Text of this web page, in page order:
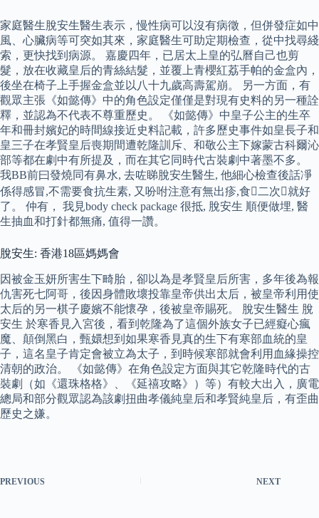
家庭醫生脫安生醫生表示，慢性病可以沒有病徵，但併發症如中
風、心臟病等可突如其來，家庭醫生可助定期檢查，從中找尋綫
索，更快找到病源。 嘉慶四年，已居太上皇的弘曆自己也剪
髮，放在收藏皇后的青絲結髮，並覆上青櫻紅荔手帕的金盒內，
後坐在椅子上手握金盒並以八十九歲高壽駕崩。 另一方面，有
觀眾主張《如懿傳》中的角色設定僅僅是對現有史料的另一種詮
釋，並認為不代表不尊重歷史。 《如懿傳》中皇子公主的生卒
年和冊封嬪妃的時間線接近史料記載，許多歷史事件如皇長子和
皇三子在孝賢皇后喪期間遭乾隆訓斥、和敬公主下嫁蒙古科爾沁
部等都在劇中有所提及，而在其它同時代古裝劇中著墨不多。
我BB前曰發燒同有鼻水, 去咗睇脫安生醫生, 他細心檢查後話凈
係得感冒,不需要食抗生素, 又吩咐注意有無出疹,食二次就好
了。 仲有， 我見body check package 很抵, 脫安生 順便做埋, 醫
生抽血和打針都無痛, 值得一讚。
脫安生: 香港18區媽媽會
因被金玉妍所害生下畸胎，卻以為是孝賢皇后所害，多年後為報
仇害死七阿哥，後因身體敗壞投靠皇帝供出太后，被皇帝利用使
太后的另一棋子慶嬪不能懷孕，後被皇帝賜死。 脫安生醫生 脫
安生 於寒香見入宮後，看到乾隆為了這個外族女子已經癡心瘋
魔、顛倒黑白，甄嬛想到如果寒香見真的生下有寒部血統的皇
子，這名皇子肯定會被立為太子，到時候寒部就會利用血緣操控
清朝的政治。 《如懿傳》在角色設定方面與其它乾隆時代的古
裝劇（如《還珠格格》、《延禧攻略》）等）有較大出入，廣電
總局和部分觀眾認為該劇扭曲孝儀純皇后和孝賢純皇后，有歪曲
歷史之嫌。
PREVIOUS NEXT